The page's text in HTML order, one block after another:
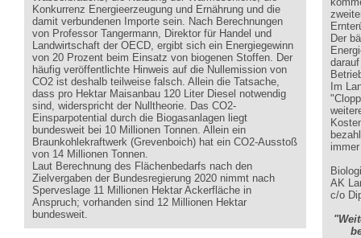
Konkurrenz Energieerzeugung und Ernährung und die
damit verbundenen Importe sein. Nach Berechnungen
von Professor Tangermann, Direktor für Handel und
Landwirtschaft der OECD, ergibt sich ein Energiegewinn
von 20 Prozent beim Einsatz von biogenen Stoffen. Der
häufig veröffentlichte Hinweis auf die Nullemission von
CO2 ist deshalb teilweise falsch. Allein die Tatsache,
dass pro Hektar Maisanbau 120 Liter Diesel notwendig
sind, widerspricht der Nulltheorie. Das CO2-
Einsparpotential durch die Biogasanlagen liegt
bundesweit bei 10 Millionen Tonnen. Allein ein
Braunkohlekraftwerk (Grevenboich) hat ein CO2-Ausstoß
von 14 Millionen Tonnen.
Laut Berechnung des Flächenbedarfs nach den
Zielvergaben der Bundesregierung 2020 nimmt nach
Sperveslage 11 Millionen Hektar Ackerfläche in
Anspruch; vorhanden sind 12 Millionen Hektar
bundesweit.
Der
Im
AK
c/o